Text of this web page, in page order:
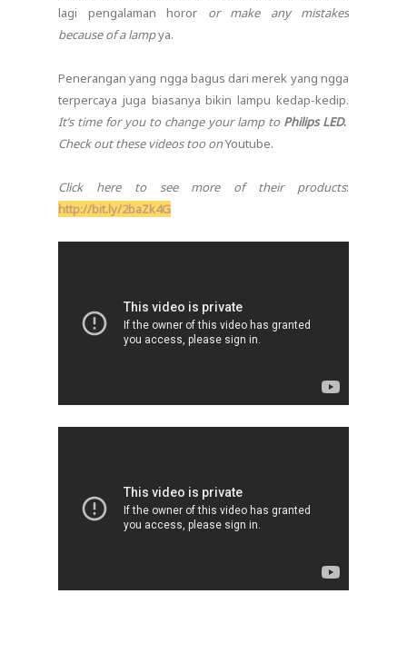
lagi pengalaman horor or make any mistakes
because of a lampya.
Penerangan yang ngga bagus dari merek yang ngga
terpercaya juga biasanya bikin lampu kedap-kedip.
It’s time for you to change your lamp to Philips LED.
Check out these videos too onYoutube.
Click here to see more of their products:
http://bit.ly/2baZk4G